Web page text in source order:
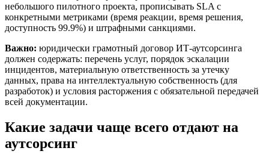
небольшого пилотного проекта, прописывать SLA с
конкретными метриками (время реакции, время решения,
доступность 99.9%) и штрафными санкциями.
Важно: юридически грамотный договор ИТ-аутсорсинга
должен содержать: перечень услуг, порядок эскалации
инцидентов, материальную ответственность за утечку
данных, права на интеллектуальную собственность (для
разработок) и условия расторжения с обязательной передачей
всей документации.
Какие задачи чаще всего отдают на
аутсорсинг